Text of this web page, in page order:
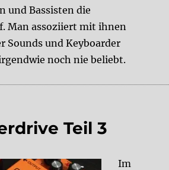
und Bassisten die
Man assoziiert mit ihnen
Sounds und Keyboarder
noch nie beliebt.
als 80er Jahre Sounds“
Teil 3
Im